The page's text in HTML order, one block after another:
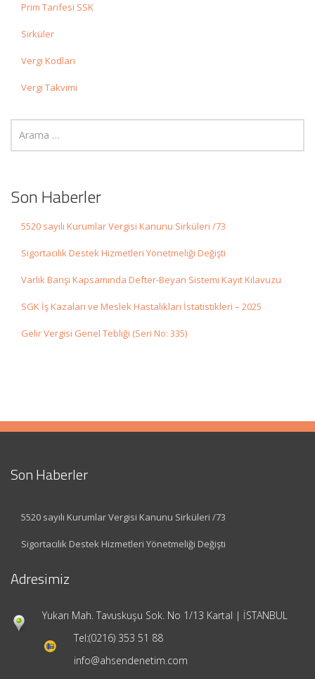
Prim Tarifesi SSK
Sirküler
Vergi Kodları
Vergi Takvimi
Son Haberler
5520 sayılı Kurumlar Vergisi Kanunu Sirküleri /73
Sigortacılık Destek Hizmetleri Yönetmeliği Değişti
Varlık Barışı Kapsamında Defter-Beyan Sistemi Kayıt Kılavuzu
SGK İş Kazaları ve Meslek Hastalıkları İstatistikleri – 2025
Gelir Vergisi Genel Tebliği (Seri No: 335)
Son Haberler
5520 sayılı Kurumlar Vergisi Kanunu Sirküleri /73
Sigortacılık Destek Hizmetleri Yönetmeliği Değişti
Adresimiz
Yukarı Mah. Tavuskuşu Sok. No 1/13 Kartal | İSTANBUL
Tel:(0216) 353 51 88
info@ahsendenetim.com